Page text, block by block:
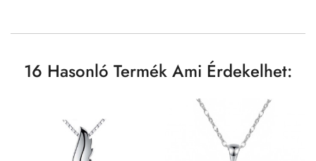
16 Hasonló Termék Ami Érdekelhet: